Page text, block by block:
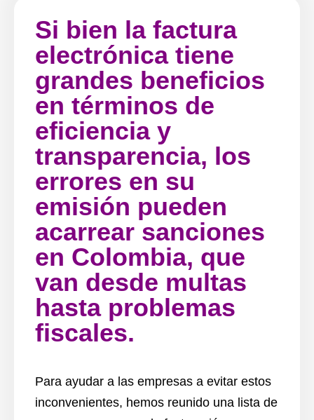
Si bien la factura
electrónica tiene
grandes beneficios
en términos de
eficiencia y
transparencia, los
errores en su
emisión pueden
acarrear sanciones
en Colombia, que
van desde multas
hasta problemas
fiscales.
Para ayudar a las empresas a evitar estos
inconvenientes, hemos reunido una lista de